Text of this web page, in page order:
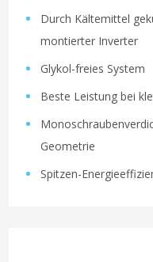
Durch Kältemittel
montierter Inverter
Glykol-freies System
Beste Leistung bei
Geometrie
Spitzen-